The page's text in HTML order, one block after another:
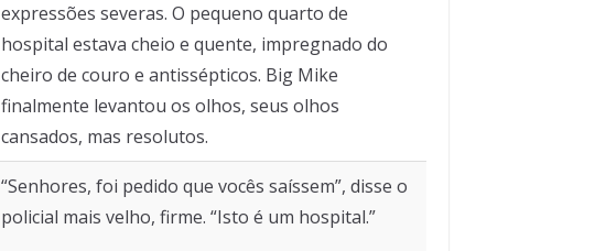
expressões severas. O pequeno quarto de
hospital estava cheio e quente, impregnado do
cheiro de couro e antissépticos. Big Mike
finalmente levantou os olhos, seus olhos
cansados, mas resolutos.
“Senhores, foi pedido que vocês saíssem”, disse o
policial mais velho, firme. “Isto é um hospital.”